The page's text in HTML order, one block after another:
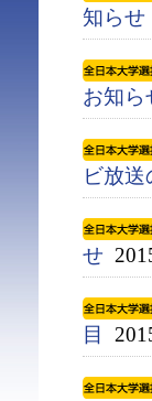
知らせ
お知ら
ビ放
せ
目